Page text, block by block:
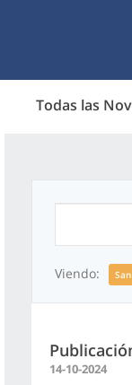
Todas las
Viendo:
14-10-2024